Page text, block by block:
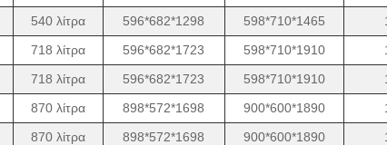
540 λίτρα 596*682*1298 598*710*1465
718 λίτρα 596*682*1723 598*710*1910
718 λίτρα 596*682*1723 598*710*1910
870 λίτρα 898*572*1698 900*600*1890
870 λίτρα 898*572*1698 900*600*1890